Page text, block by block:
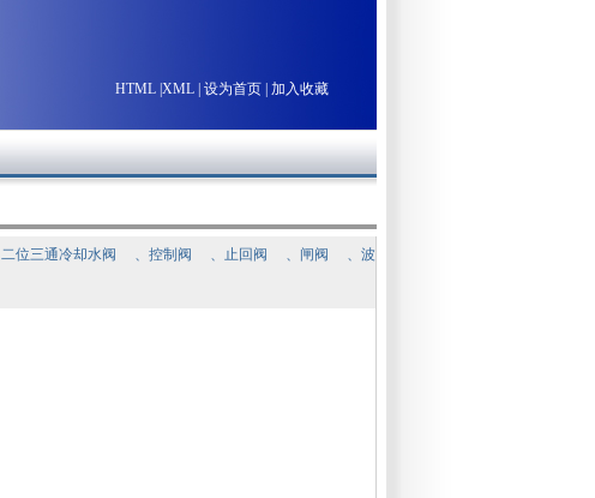
HTML| XML| 设为首页| 加入收藏
二位三通冷却水阀 、 控制阀 、 止回阀 、 闸阀 、 波